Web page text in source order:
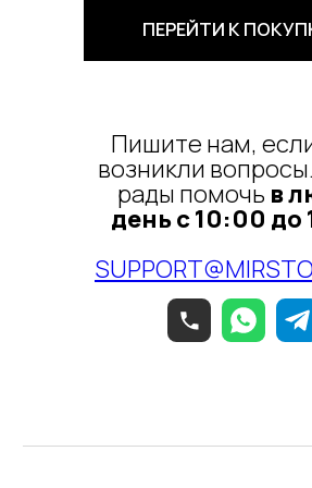
Пишите нам,
возникли
рады помочь в
день с 10:00 до